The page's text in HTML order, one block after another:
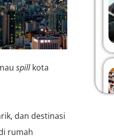
spillkota
dan destinasi
rumah